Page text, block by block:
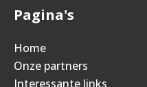
Pagina's
Home
Onze partners
Interessante links